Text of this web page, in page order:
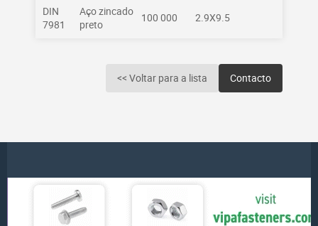
DIN
7981
Aço zincado
preto
100 000 2.9X9.5
<< Voltar para a lista Contacto